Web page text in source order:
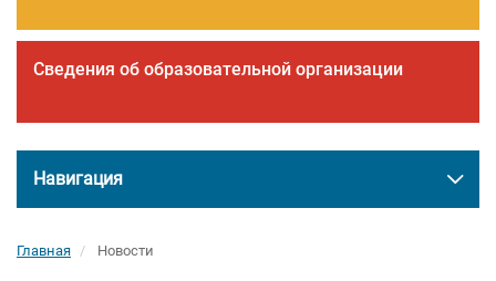
Сведения об образовательной организации
Навигация
Главная Новости